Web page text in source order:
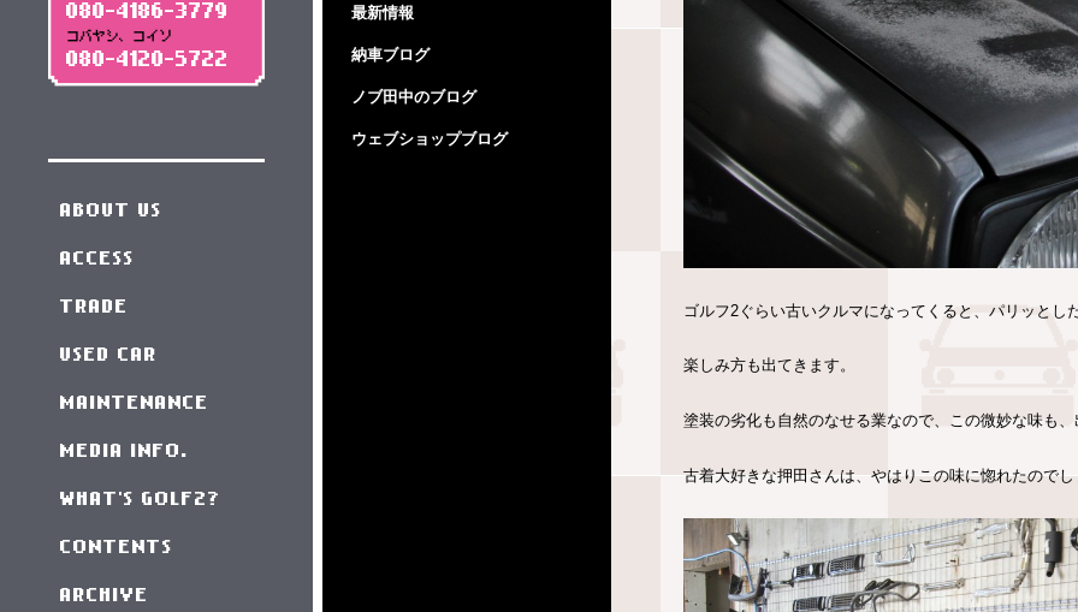
最新情報
納車ブログ
ノブ田中のブログ
ウェブショップブログ
ゴルフ2ぐらい古いクルマになってくると、パリッと
楽しみ方も出てきます。
塗装の劣化も自然のなせる業なので、この微妙な味も
古着大好きな押田さんは、やはりこの味に惚れたのでし
080-4186-3779
コバヤシ、コイソ
080-4120-5722
ABOUT US
ACCESS
TRADE
USED CAR
MAINTENANCE
MEDIA INFO.
WHAT'S GOLF2?
CONTENTS
ARCHIVE